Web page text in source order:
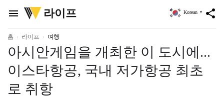
menu
위
키
리
라이프 share
Korean ▼
홈 라이프 여행
아시안게임을 개최한 이 도시에...
이스타항공, 국내 저가항공 최초
로 취항